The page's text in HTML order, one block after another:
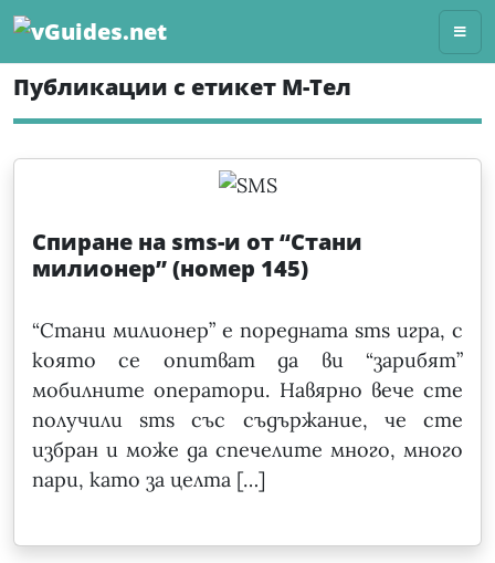
Skip
content
Публикации с етикет М-Тел
Спиране на sms-и от “Стани
милионер” (номер 145)
“Стани милионер” е поредната sms игра, с
която се опитват да ви “зарибят”
мобилните оператори. Навярно вече сте
получили sms със съдържание, че сте
избран и може да спечелите много, много
пари, като за целта […]